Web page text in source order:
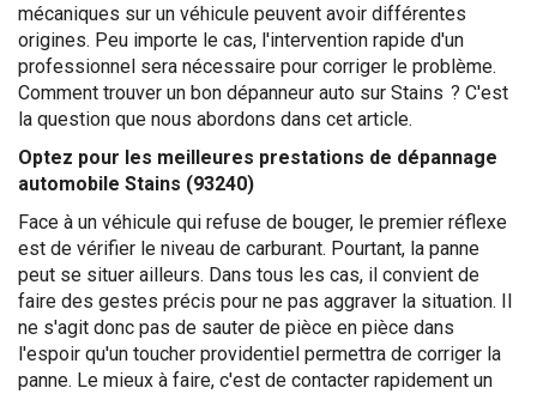
mécaniques sur un véhicule peuvent avoir différentes
origines. Peu importe le cas, l'intervention rapide d'un
professionnel sera nécessaire pour corriger le problème.
Comment trouver un bon dépanneur auto sur Stains ? C'est
la question que nous abordons dans cet article.
Optez pour les meilleures prestations de dépannage
automobile Stains (93240)
Face à un véhicule qui refuse de bouger, le premier réflexe
est de vérifier le niveau de carburant. Pourtant, la panne
peut se situer ailleurs. Dans tous les cas, il convient de
faire des gestes précis pour ne pas aggraver la situation. Il
ne s'agit donc pas de sauter de pièce en pièce dans
l'espoir qu'un toucher providentiel permettra de corriger la
panne. Le mieux à faire, c'est de contacter rapidement un